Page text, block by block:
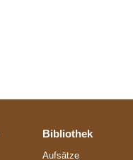
Bibliothek
Aufsätze